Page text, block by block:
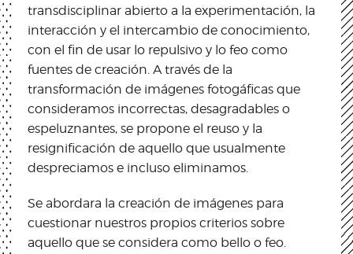
transdisciplinar abierto a la experimentación, la
interacción y el intercambio de conocimiento,
con el fin de usar lo repulsivo y lo feo como
fuentes de creación. A través de la
transformación de imágenes fotogáficas que
consideramos incorrectas, desagradables o
espeluznantes, se propone el reuso y la
resignificación de aquello que usualmente
despreciamos e incluso eliminamos.
Se abordara la creación de imágenes para
cuestionar nuestros propios criterios sobre
aquello que se considera como bello o feo.